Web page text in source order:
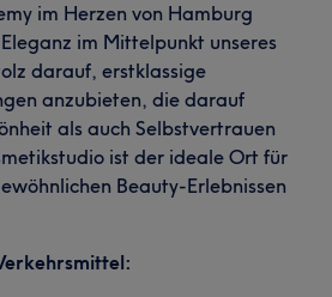
im Herzen von Hamburg
im Mittelpunkt unseres
darauf, erstklassige
anzubieten, die darauf
als auch Selbstvertrauen
ist der ideale Ort für
Beauty-Erlebnissen